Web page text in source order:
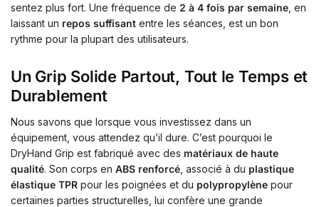
sentez plus fort. Une fréquence de 2 à 4 fois par semaine , en
laissant un repos suffisant entre les séances, est un bon
rythme pour la plupart des utilisateurs.
Un Grip Solide Partout, Tout le Temps et
Durablement
Nous savons que lorsque vous investissez dans un
équipement, vous attendez qu’il dure. C’est pourquoi le
DryHand Grip est fabriqué avec des matériaux de haute
qualité. Son corps en ABS renforcé , associé à du plastique
élastique TPR pour les poignées et du polypropylène pour
certaines parties structurelles, lui confère une grande